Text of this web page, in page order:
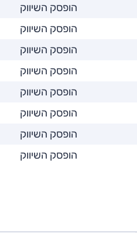
הופסק השיווק
הופסק השיווק
הופסק השיווק
הופסק השיווק
הופסק השיווק
הופסק השיווק
הופסק השיווק
הופסק השיווק